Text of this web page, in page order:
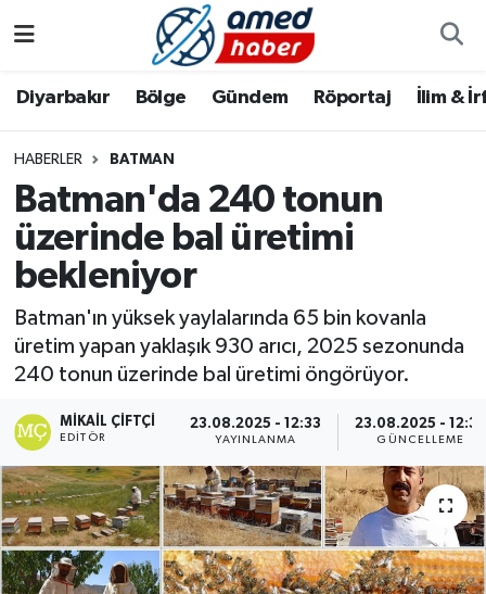
Diyarbakır Bölge Gündem Röportaj İlim &
HABERLER BATMAN
Batman'da 240 tonun
üzerinde bal üretimi
bekleniyor
Batman'ın yüksek yaylalarında 65 bin kovanla
üretim yapan yaklaşık 930 arıcı, 2025 sezonunda
240 tonun üzerinde bal üretimi öngörüyor.
MIKAIL ÇIFTÇI
EDITÖR
23.08.2025 - 12:33
YAYINLANMA
23.08.2025 - 12:35
GÜNCELLEME
Bölge
Röportaj
Foto Galeri
Aile
Asayiş
Bilim & Teknoloji
Dünya
Eğitim
Ekonomi
Genel
Güncel
Diyarbakır Hava Durumu
Diyarbakır Namaz Vakitleri
Diyarbakır Trafik Yoğunluk Haritası
Tüm Manşetler
Son Dakika Haberleri
Haber Arşivi